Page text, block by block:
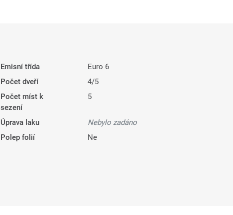
Emisní třída
Euro 6
Počet dveří
4/5
Počet míst k
sezení
5
Úprava laku
Nebylo zadáno
Polep folií
Ne